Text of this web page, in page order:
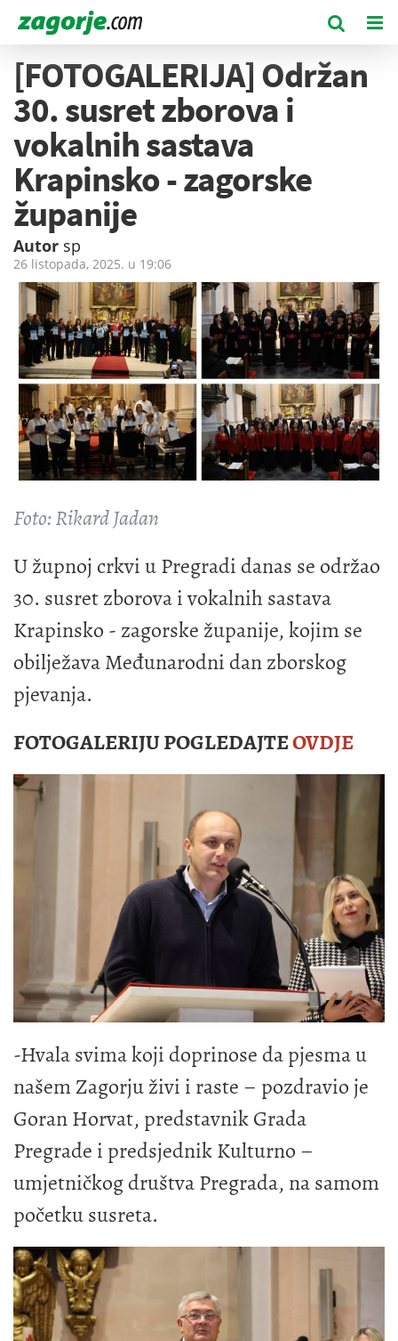
[FOTOGALERIJA] Održan
30. susret zborova i
vokalnih sastava
Krapinsko - zagorske
županije
Autor sp
26 listopada, 2025. u 19:06
Foto: Rikard Jadan
U župnoj crkvi u Pregradi danas se održao
30. susret zborova i vokalnih sastava
Krapinsko - zagorske županije, kojim se
obilježava Međunarodni dan zborskog
pjevanja.
FOTOGALERIJU POGLEDAJTEOVDJE
-Hvala svima koji doprinose da pjesma u
našem Zagorju živi i raste – pozdravio je
Goran Horvat, predstavnik Grada
Pregrade i predsjednik Kulturno –
umjetničkog društva Pregrada, na samom
početku susreta.